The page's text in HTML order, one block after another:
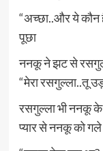
“अच्छा..और ये कौन
पूछा
ननकू ने झट से
“मेरा रसगुल्ला..तू
रसगुल्ला भी ननकू
प्यार से ननकू को गले